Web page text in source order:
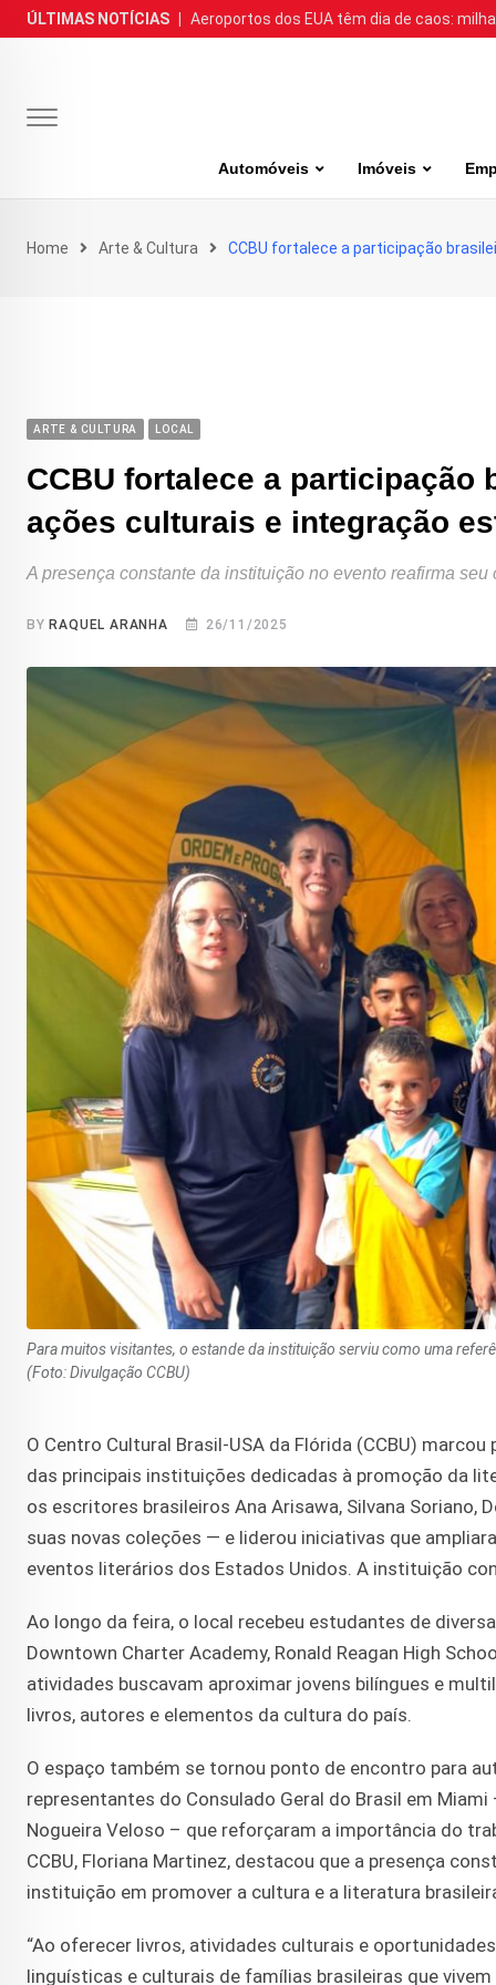
Skip
to
ÚLTIMAS NOTÍCIAS Aeroportos dos EUA têm dia de caos:
Automóveis Imóveis
Home Arte & Cultura CCBU fortalece a participação
ARTE & CULTURA LOCAL
CCBU fortalece a participação
ações culturais e integração
A presença constante da instituição no evento reafirma
BY RAQUEL ARANHA 26/11/2025
Para muitos visitantes, o estande da instituição serviu como uma
(Foto: Divulgação CCBU)
O Centro Cultural Brasil-USA da Flórida (CCBU)
das principais instituições dedicadas à promoção da
os escritores brasileiros Ana Arisawa, Silvana Soriano,
suas novas coleções — e liderou iniciativas que
eventos literários dos Estados Unidos. A instituição
Ao longo da feira, o local recebeu estudantes de
Downtown Charter Academy, Ronald Reagan High
atividades buscavam aproximar jovens bilíngues e
livros, autores e elementos da cultura do país.
O espaço também se tornou ponto de encontro para
representantes do Consulado Geral do Brasil em
Nogueira Veloso – que reforçaram a importância do
CCBU, Floriana Martinez, destacou que a presença
instituição em promover a cultura e a literatura
“Ao oferecer livros, atividades culturais e
linguísticas e culturais de famílias brasileiras que